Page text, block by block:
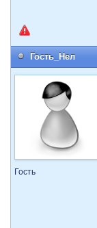
Гость_Нел
Гость